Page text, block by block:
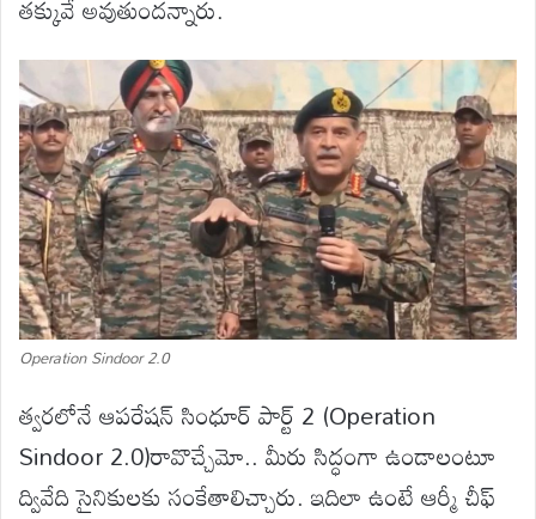
Operation Sindoor 2.0
త్వరలోనే ఆపరేషన్ సింధూర్ పార్ట్ 2 (Operation
Sindoor 2.0)రావొచ్చేమో.. మీరు సిద్ధంగా ఉండాలంటూ
ద్వివేది సైనికులకు సంకేతాలిచ్చారు. ఇదిలా ఉంటే ఆర్మీ చీఫ్